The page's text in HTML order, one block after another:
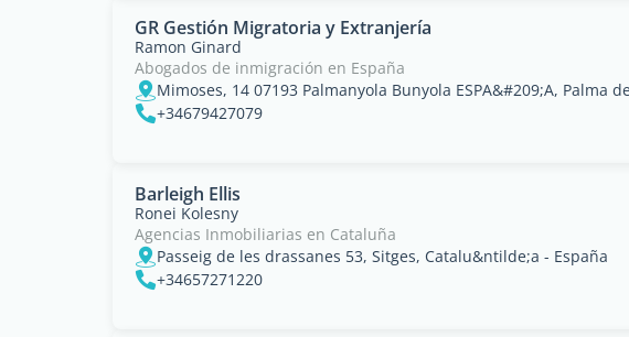
GR Gestión Migratoria y Extranjería
Ramon Ginard
Abogados de inmigración en España
+34679427079
Barleigh Ellis
Ronei Kolesny
Agencias Inmobiliarias en Cataluña
Passeig de les drassanes 53, Sitges, Catalu&ntilde;a - España
+34657271220